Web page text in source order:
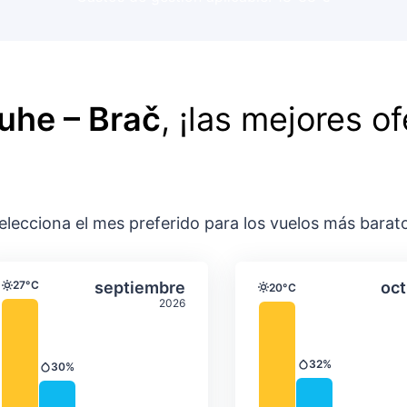
– Brač, ¡las mejores
el mes preferido para los vuelos más
media mensual
septiembre
2026
Temperatura y precipitación media
Temperatura
27°C
Precipitación
30%
Seleccionar septiembreTemperatura
Temperatura
20°C
Precipitación
32%